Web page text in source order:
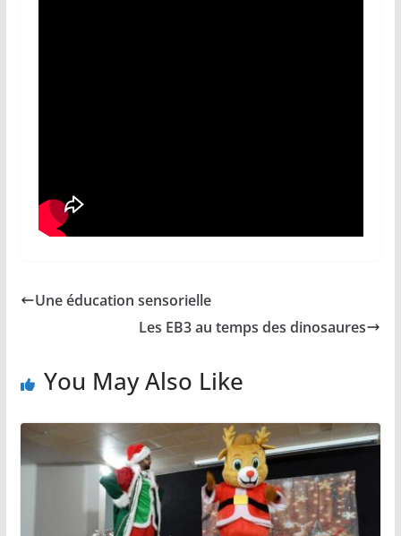
Une éducation sensorielle
Les EB3 au temps des dinosaures
You May Also Like